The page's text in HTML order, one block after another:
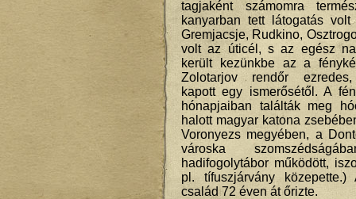
tagjaként számomra
kanyarban tett látogatás
Gremjacsje, Rudkino,
volt az úticél, s az egész
került kezünkbe az a
Zolotarjov rendőr ezredes,
kapott egy ismerősétől. A
hónapjaiban találták meg
halott magyar katona
Voronyezs megyében, a
városka
hadifogolytábor működött,
pl. tífuszjárvány
család 72 éven át őrizte.